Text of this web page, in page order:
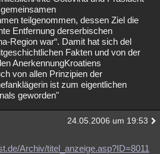
teilgenommen, dessen Ziel die
Entfernung derserbischen
Region war“. Damit hat sich del
Fakten und von der
AnerkennungKroatiens
von allen Prinzipien der
ist zum eigentlichen
geworden"
24.05.2006 um 19:53
Archiv/titel_anzeige.asp?ID=8011